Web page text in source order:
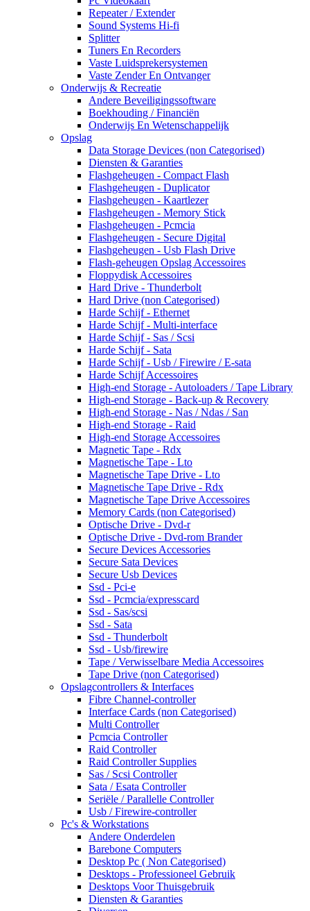
Repeater / Extender
Sound Systems Hi-fi
Splitter
Tuners En Recorders
Vaste Luidsprekersystemen
Vaste Zender En Ontvanger
Onderwijs & Recreatie
Andere Beveiligingssoftware
Boekhouding / Financiën
Onderwijs En Wetenschappelijk
Opslag
Data Storage Devices (non Categorised)
Diensten & Garanties
Flashgeheugen - Compact Flash
Flashgeheugen - Duplicator
Flashgeheugen - Kaartlezer
Flashgeheugen - Memory Stick
Flashgeheugen - Pcmcia
Flashgeheugen - Secure Digital
Flashgeheugen - Usb Flash Drive
Flash-geheugen Opslag Accessoires
Floppydisk Accessoires
Hard Drive - Thunderbolt
Hard Drive (non Categorised)
Harde Schijf - Ethernet
Harde Schijf - Multi-interface
Harde Schijf - Sas / Scsi
Harde Schijf - Sata
Harde Schijf - Usb / Firewire / E-sata
Harde Schijf Accessoires
High-end Storage - Autoloaders / Tape Library
High-end Storage - Back-up & Recovery
High-end Storage - Nas / Ndas / San
High-end Storage - Raid
High-end Storage Accessoires
Magnetic Tape - Rdx
Magnetische Tape - Lto
Magnetische Tape Drive - Lto
Magnetische Tape Drive - Rdx
Magnetische Tape Drive Accessoires
Memory Cards (non Categorised)
Optische Drive - Dvd-r
Optische Drive - Dvd-rom Brander
Secure Devices Accessories
Secure Sata Devices
Secure Usb Devices
Ssd - Pci-e
Ssd - Pcmcia/expresscard
Ssd - Sas/scsi
Ssd - Sata
Ssd - Thunderbolt
Ssd - Usb/firewire
Tape / Verwisselbare Media Accessoires
Tape Drive (non Categorised)
Opslagcontrollers & Interfaces
Fibre Channel-controller
Interface Cards (non Categorised)
Multi Controller
Pcmcia Controller
Raid Controller
Raid Controller Supplies
Sas / Scsi Controller
Sata / Esata Controller
Seriële / Parallelle Controller
Usb / Firewire-controller
Pc's & Workstations
Andere Onderdelen
Barebone Computers
Desktop Pc ( Non Categorised)
Desktops - Professioneel Gebruik
Desktops Voor Thuisgebruik
Diensten & Garanties